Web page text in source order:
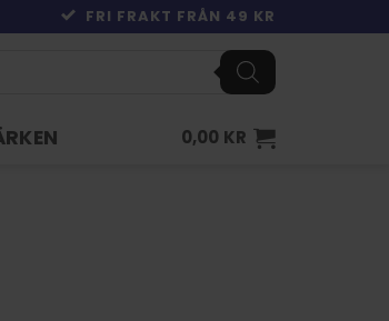
FRI FRAKT FRÅN 49 KR
0,00 KR